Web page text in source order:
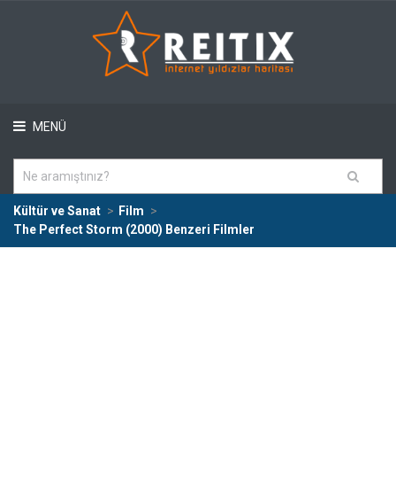
MENÜ
Kültür ve Sanat
Film
The Perfect Storm (2000) Benzeri Filmler